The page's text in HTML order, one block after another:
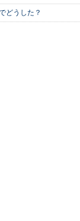
どうした？